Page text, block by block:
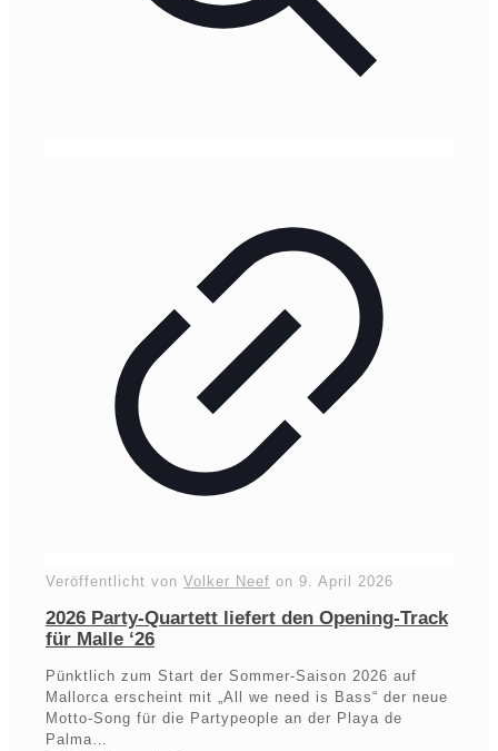
Veröffentlicht von Volker Neef on 9. April 2026
2026 Party-Quartett liefert den Opening-Track
für Malle ‘26
Pünktlich zum Start der Sommer-Saison 2026 auf
Mallorca erscheint mit „All we need is Bass“ der neue
Motto-Song für die Partypeople an der Playa de
Palma…